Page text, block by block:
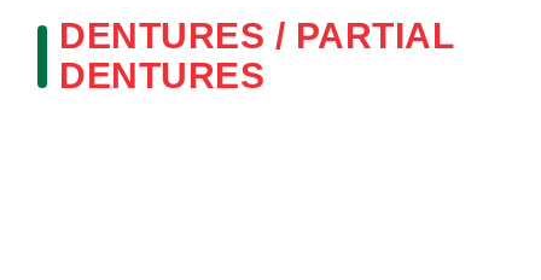
DENTURES / PARTIAL
DENTURES